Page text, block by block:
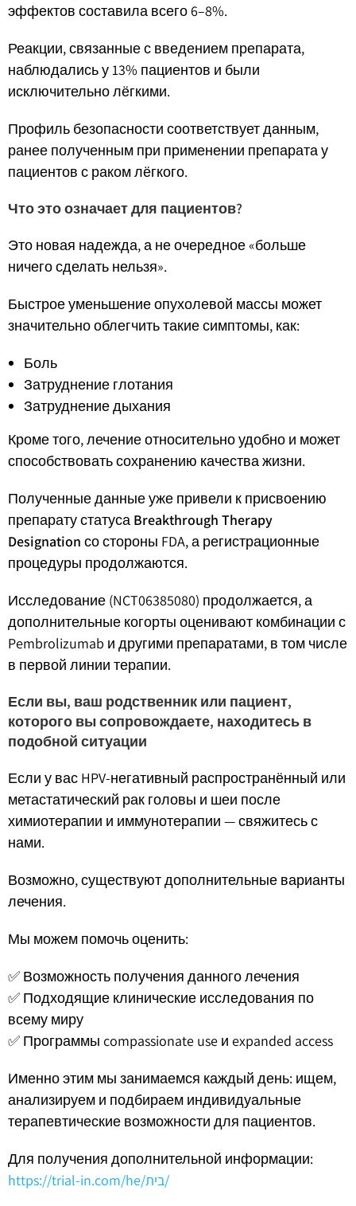
эффектов составила всего 6–8%.
Реакции, связанные с введением препарата,
наблюдались у 13% пациентов и были
исключительно лёгкими.
Профиль безопасности соответствует данным,
ранее полученным при применении препарата у
пациентов с раком лёгкого.
Что это означает для пациентов?
Это новая надежда, а не очередное «больше
ничего сделать нельзя».
Быстрое уменьшение опухолевой массы может
значительно облегчить такие симптомы, как:
Боль
Затруднение глотания
Затруднение дыхания
Кроме того, лечение относительно удобно и может
способствовать сохранению качества жизни.
Полученные данные уже привели к присвоению
препарату статуса Breakthrough Therapy
Designation со стороны FDA, а регистрационные
процедуры продолжаются.
Исследование (NCT06385080) продолжается, а
дополнительные когорты оценивают комбинации с
Pembrolizumab и другими препаратами, в том числе
в первой линии терапии.
Если вы, ваш родственник или пациент,
которого вы сопровождаете, находитесь в
подобной ситуации
Если у вас HPV-негативный распространённый или
метастатический рак головы и шеи после
химиотерапии и иммунотерапии — свяжитесь с
нами.
Возможно, существуют дополнительные варианты
лечения.
Мы можем помочь оценить:
✅ Возможность получения данного лечения
✅ Подходящие клинические исследования по
всему миру
✅ Программы compassionate use и expanded access
Именно этим мы занимаемся каждый день: ищем,
анализируем и подбираем индивидуальные
терапевтические возможности для пациентов.
Для получения дополнительной информации:
https://trial-in.com/he/בית/